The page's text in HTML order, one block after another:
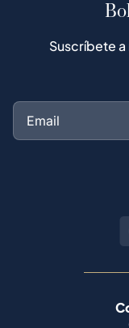
Suscríbete